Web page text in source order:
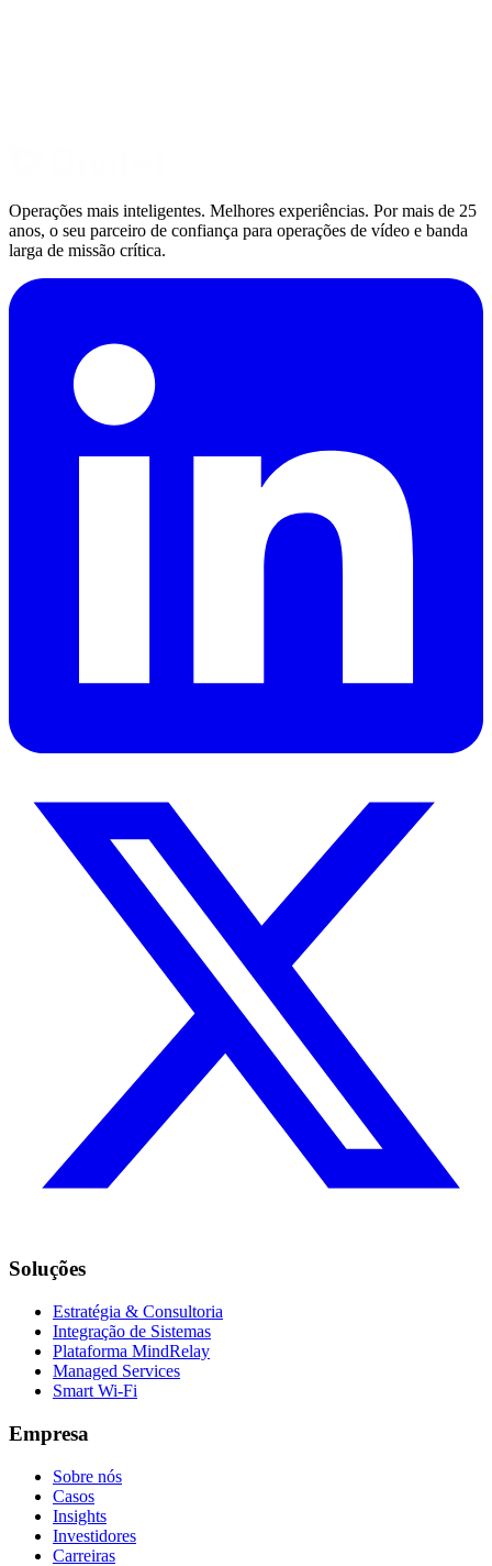
Operações mais inteligentes. Melhores experiências. Por mais de 25
anos, o seu parceiro de confiança para operações de vídeo e banda
larga de missão crítica.
Soluções
Estratégia & Consultoria
Integração de Sistemas
Plataforma MindRelay
Managed Services
Smart Wi-Fi
Empresa
Sobre nós
Casos
Insights
Investidores
Carreiras